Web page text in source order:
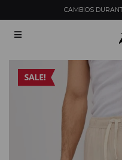
CAMBIOS
